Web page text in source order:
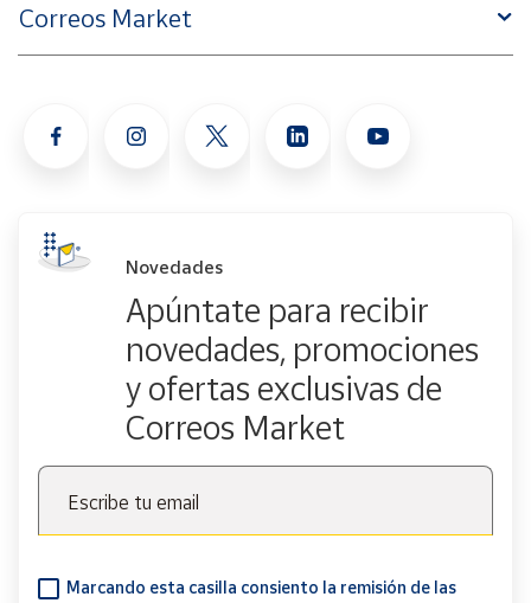
Correos Market
Novedades
Apúntate para recibir
novedades, promociones
y ofertas exclusivas de
Correos Market
Escribe tu email
Marcando esta casilla consiento la remisión de las